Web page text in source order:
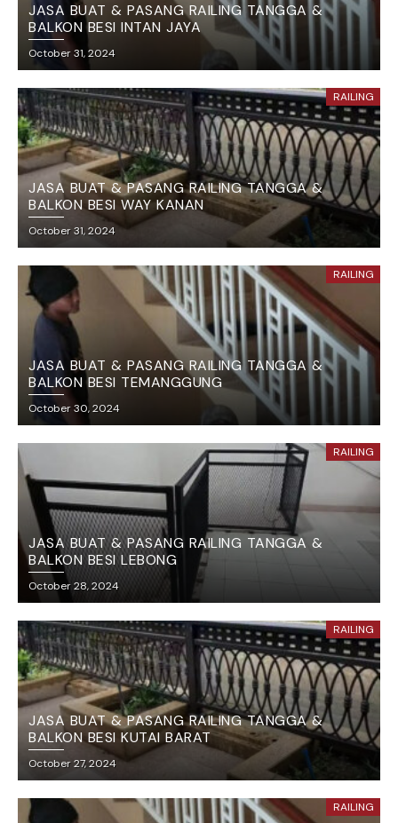
JASA BUAT & PASANG RAILING TANGGA &
BALKON BESI INTAN JAYA
October 31, 2024
RAILING
JASA BUAT & PASANG RAILING TANGGA &
BALKON BESI WAY KANAN
October 31, 2024
RAILING
JASA BUAT & PASANG RAILING TANGGA &
BALKON BESI TEMANGGUNG
October 30, 2024
RAILING
JASA BUAT & PASANG RAILING TANGGA &
BALKON BESI LEBONG
October 28, 2024
RAILING
JASA BUAT & PASANG RAILING TANGGA &
BALKON BESI KUTAI BARAT
October 27, 2024
RAILING